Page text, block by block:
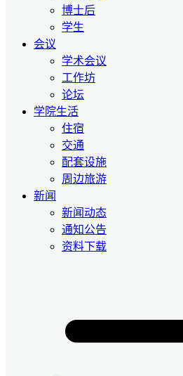
博士后
学生
会议
学术会议
工作坊
论坛
学院生活
住宿
交通
配套设施
周边旅游
新闻
新闻动态
通知公告
资料下载